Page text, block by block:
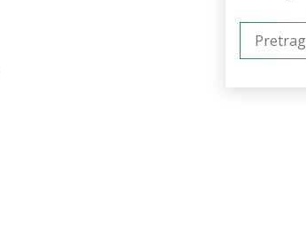
Pretraži: